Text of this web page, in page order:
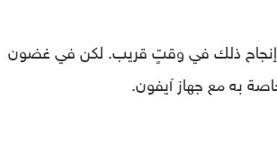
إنجاح ذلك في وقتٍ قريب. لكن في غضون